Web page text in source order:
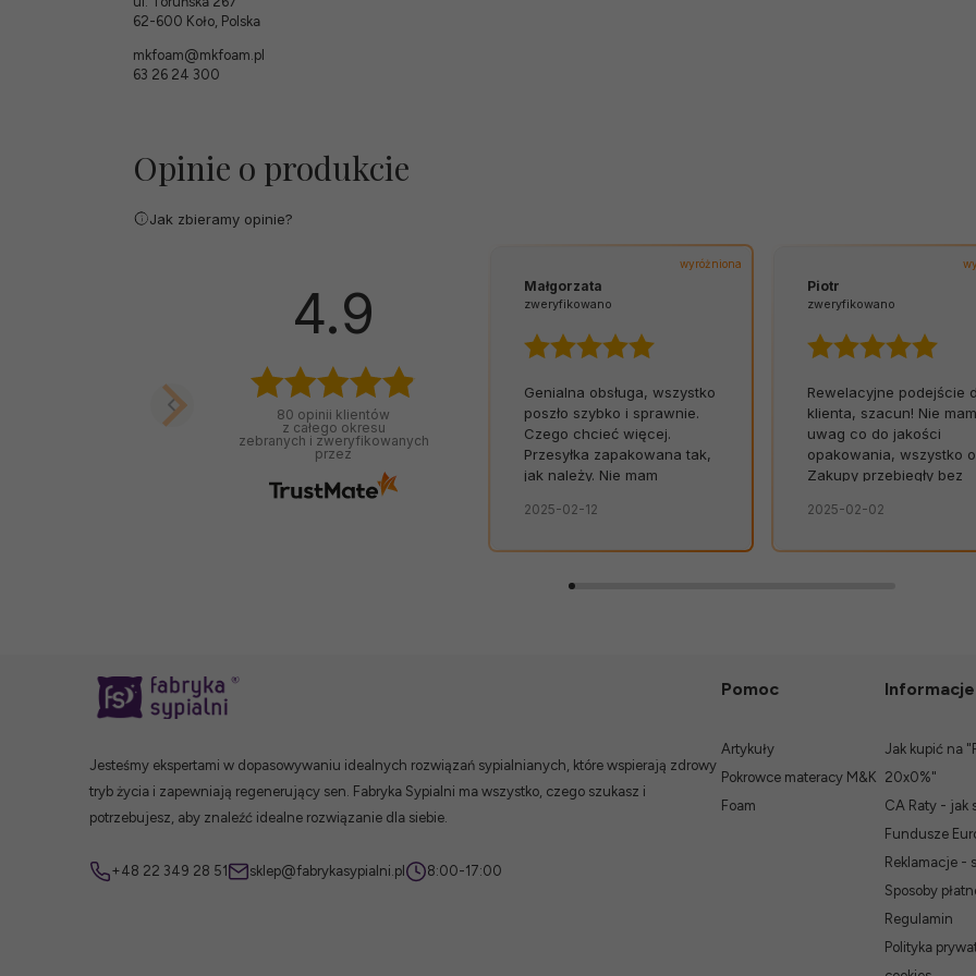
62-600 Koło, Polska
mkfoam@mkfoam.pl
63 26 24 300
Opinie o produkcie
Jak zbieramy opinie?
4.9
80 opinii klientów
z całego okresu
zebranych i zweryfikowanych
przez
wyróżniona
Małgorzata
zweryfikowano
Genialna obsługa, wszystko
poszło szybko i sprawnie.
Czego chcieć więcej.
Przesyłka zapakowana tak,
jak należy. Nie mam
obsługa. Od razu widać, że
Zamówienie dostarczone
2025-02-12
Piotr
zweryfikowano
Rewelacyjne podejście
klienta, szacun! Nie mam
uwag co do jakości
opakowania, wszystko
Zakupy przebiegły bez
bezpiecznie, bez
2025-02-02
Jesteśmy ekspertami w dopasowywaniu idealnych rozwiązań sypialnianych, które wspierają zdrowy
tryb życia i zapewniają regenerujący sen. Fabryka Sypialni ma wszystko, czego szukasz i
potrzebujesz, aby znaleźć idealne rozwiązanie dla siebie.
+48 22 349 28 51 sklep@fabrykasypialni.pl 8:00-17:00
Pomoc
Artykuły
Pokrowce materacy M&K
Foam
Informacje
Jak kupić na
20x0%"
CA Raty - jak
Fundusze
Reklamacje -
Sposoby
Regulamin
Polityka